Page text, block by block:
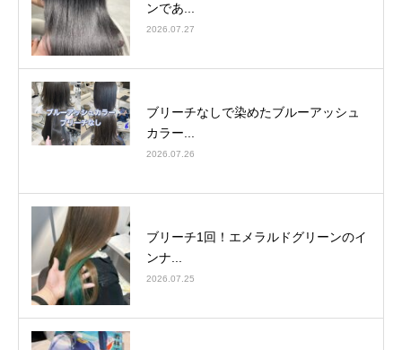
ンであ...
2026.07.27
ブリーチなしで染めたブルーアッシュ
カラー...
2026.07.26
ブリーチ1回！エメラルドグリーンのイ
ンナ...
2026.07.25